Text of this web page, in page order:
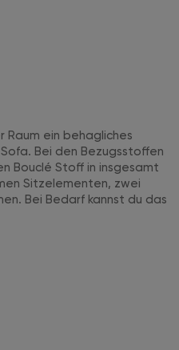
ein behagliches
Bei den Bezugsstoffen
Bouclé Stoff in insgesamt
Sitzelementen, zwei
Bei Bedarf kannst du das